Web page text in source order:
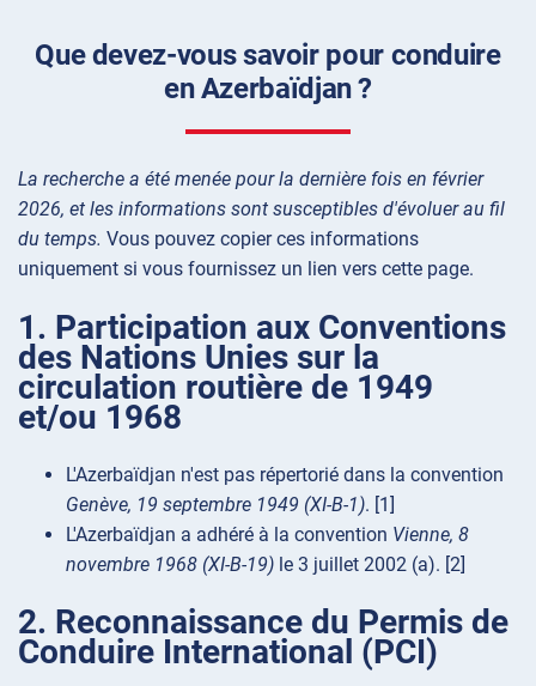
Que devez-vous savoir pour conduire
en Azerbaïdjan ?
La recherche a été menée pour la dernière fois en février
2026, et les informations sont susceptibles d'évoluer au fil
du temps. Vous pouvez copier ces informations
uniquement si vous fournissez un lien vers cette page.
1. Participation aux Conventions
des Nations Unies sur la
circulation routière de 1949
et/ou 1968
L'Azerbaïdjan n'est pas répertorié dans la convention
Genève, 19 septembre 1949 (XI-B-1). [1]
L'Azerbaïdjan a adhéré à la convention Vienne, 8
novembre 1968 (XI-B-19) le 3 juillet 2002 (a). [2]
2. Reconnaissance du Permis de
Conduire International (PCI)